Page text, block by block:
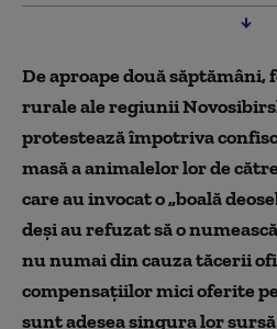
De aproape două
rurale ale regiunii
protestează împotriva
masă a animalelor lor de
care au invocat o „boală
deși au refuzat să o
nu numai din cauza tăcerii
compensațiilor mici oferite
sunt adesea singura lor